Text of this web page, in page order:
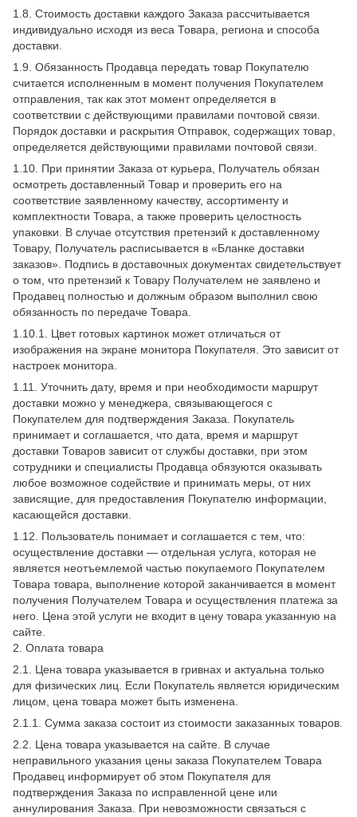
1.8. Стоимость доставки каждого Заказа рассчитывается
индивидуально исходя из веса Товара, региона и способа
доставки.
1.9. Обязанность Продавца передать товар Покупателю
считается исполненным в момент получения Покупателем
отправления, так как этот момент определяется в
соответствии с действующими правилами почтовой связи.
Порядок доставки и раскрытия Отправок, содержащих товар,
определяется действующими правилами почтовой связи.
1.10. При принятии Заказа от курьера, Получатель обязан
осмотреть доставленный Товар и проверить его на
соответствие заявленному качеству, ассортименту и
комплектности Товара, а также проверить целостность
упаковки. В случае отсутствия претензий к доставленному
Товару, Получатель расписывается в «Бланке доставки
заказов». Подпись в доставочных документах свидетельствует
о том, что претензий к Товару Получателем не заявлено и
Продавец полностью и должным образом выполнил свою
обязанность по передаче Товара.
1.10.1. Цвет готовых картинок может отличаться от
изображения на экране монитора Покупателя. Это зависит от
настроек монитора.
1.11. Уточнить дату, время и при необходимости маршрут
доставки можно у менеджера, связывающегося с
Покупателем для подтверждения Заказа. Покупатель
принимает и соглашается, что дата, время и маршрут
доставки Товаров зависит от службы доставки, при этом
сотрудники и специалисты Продавца обязуются оказывать
любое возможное содействие и принимать меры, от них
зависящие, для предоставления Покупателю информации,
касающейся доставки.
1.12. Пользователь понимает и соглашается с тем, что:
осуществление доставки — отдельная услуга, которая не
является неотъемлемой частью покупаемого Покупателем
Товара товара, выполнение которой заканчивается в момент
получения Получателем Товара и осуществления платежа за
него. Цена этой услуги не входит в цену товара указанную на
сайте.
2. Оплата товара
2.1. Цена товара указывается в гривнах и актуальна только
для физических лиц. Если Покупатель является юридическим
лицом, цена товара может быть изменена.
2.1.1. Сумма заказа состоит из стоимости заказанных товаров.
2.2. Цена товара указывается на сайте. В случае
неправильного указания цены заказа Покупателем Товара
Продавец информирует об этом Покупателя для
подтверждения Заказа по исправленной цене или
аннулирования Заказа. При невозможности связаться с